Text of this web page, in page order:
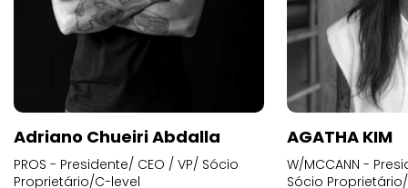
Adriano Chueiri Abdalla
PROS - Presidente/ CEO / VP/ Sócio
Proprietário/C-level
AGATHA KIM
W/MCCANN -
Sócio